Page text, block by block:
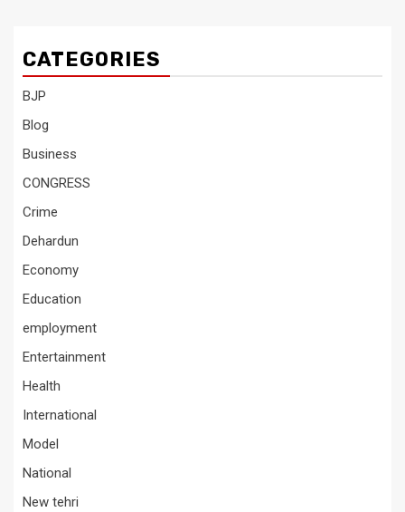
CATEGORIES
BJP
Blog
Business
CONGRESS
Crime
Dehardun
Economy
Education
employment
Entertainment
Health
International
Model
National
New tehri